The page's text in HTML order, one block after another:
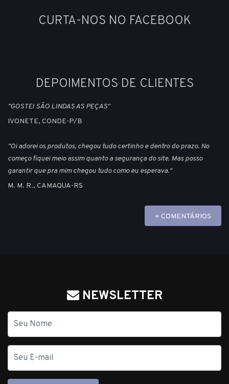
CURTA-NOS NO FACEBOOK
DEPOIMENTOS DE CLIENTES
"GOSTEI SÃO LINDAS AS PEÇAS"
IVONETE, CONDE-P/B
"Oi adorei os produtos, chegou tudo certinho e dentro do prazo. No
começo fiquei meio assim quanto a segurança do site. Mas posso
garantir que pra mim chegou tudo como eu esperava."
M. M. R., CAMAQUA-RS
+ COMENTÁRIOS
NEWSLETTER
mail